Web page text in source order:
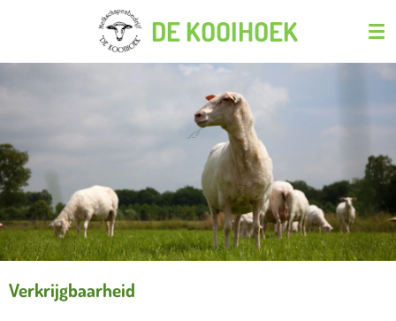
naar
DE KOOIHOEK
Verkrijgbaarheid